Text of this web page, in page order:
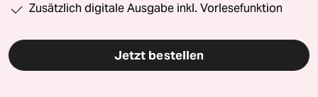
Zusätzlich digitale Ausgabe inkl. Vorlesefunktion
Jetzt bestellen